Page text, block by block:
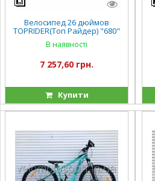
Велосипед 26 дюймов
TOPRIDER(Топ Райдер) "680"
(ORIGINAL SHIMANO)
В наявності
7 257,60 грн.
Купити